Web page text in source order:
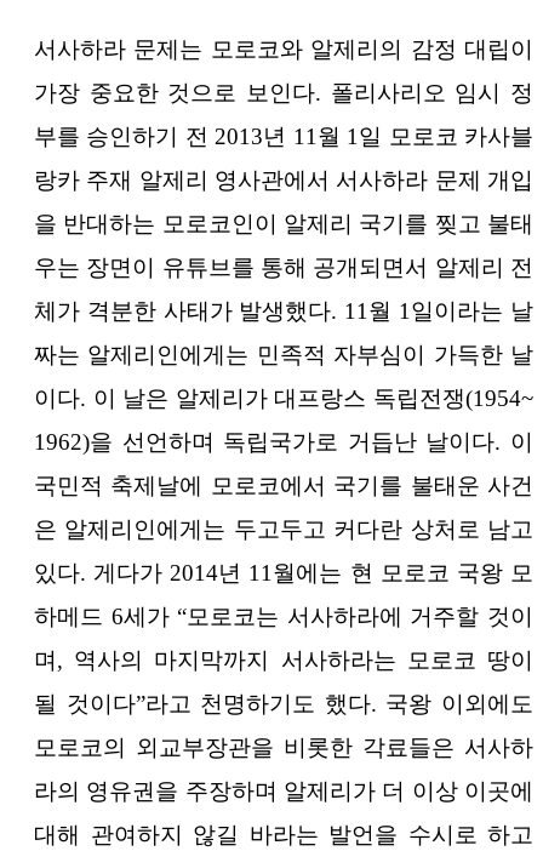
서사하라 문제는 모로코와 알제리의 감정 대립이
가장 중요한 것으로 보인다. 폴리사리오 임시 정
부를 승인하기 전 2013년 11월 1일 모로코 카사블
랑카 주재 알제리 영사관에서 서사하라 문제 개입
을 반대하는 모로코인이 알제리 국기를 찢고 불태
우는 장면이 유튜브를 통해 공개되면서 알제리 전
체가 격분한 사태가 발생했다. 11월 1일이라는 날
짜는 알제리인에게는 민족적 자부심이 가득한 날
이다. 이 날은 알제리가 대프랑스 독립전쟁(1954~
1962)을 선언하며 독립국가로 거듭난 날이다. 이
국민적 축제날에 모로코에서 국기를 불태운 사건
은 알제리인에게는 두고두고 커다란 상처로 남고
있다. 게다가 2014년 11월에는 현 모로코 국왕 모
하메드 6세가 “모로코는 서사하라에 거주할 것이
며, 역사의 마지막까지 서사하라는 모로코 땅이
될 것이다”라고 천명하기도 했다. 국왕 이외에도
모로코의 외교부장관을 비롯한 각료들은 서사하
라의 영유권을 주장하며 알제리가 더 이상 이곳에
대해 관여하지 않길 바라는 발언을 수시로 하고